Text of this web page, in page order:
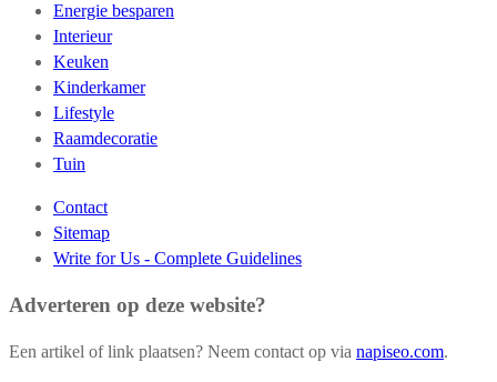
Energie besparen
Interieur
Keuken
Kinderkamer
Lifestyle
Raamdecoratie
Tuin
Contact
Sitemap
Write for Us - Complete Guidelines
Adverteren op deze website?
Een artikel of link plaatsen? Neem contact op via napiseo.com.